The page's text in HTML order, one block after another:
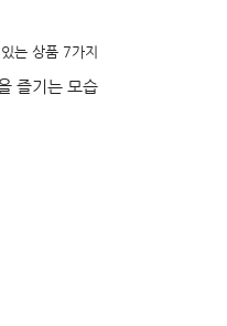
는 상품 7가지